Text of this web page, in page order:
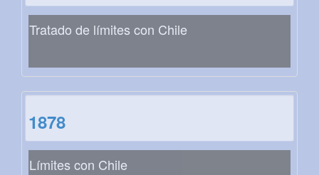
Tratado de límites con Chile
1878
Límites con Chile